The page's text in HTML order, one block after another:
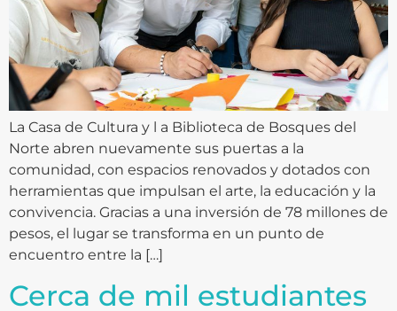
La Casa de Cultura y l a Biblioteca de Bosques del
Norte abren nuevamente sus puertas a la
comunidad, con espacios renovados y dotados con
herramientas que impulsan el arte, la educación y la
convivencia. Gracias a una inversión de 78 millones de
pesos, el lugar se transforma en un punto de
encuentro entre la […]
Cerca de mil estudiantes